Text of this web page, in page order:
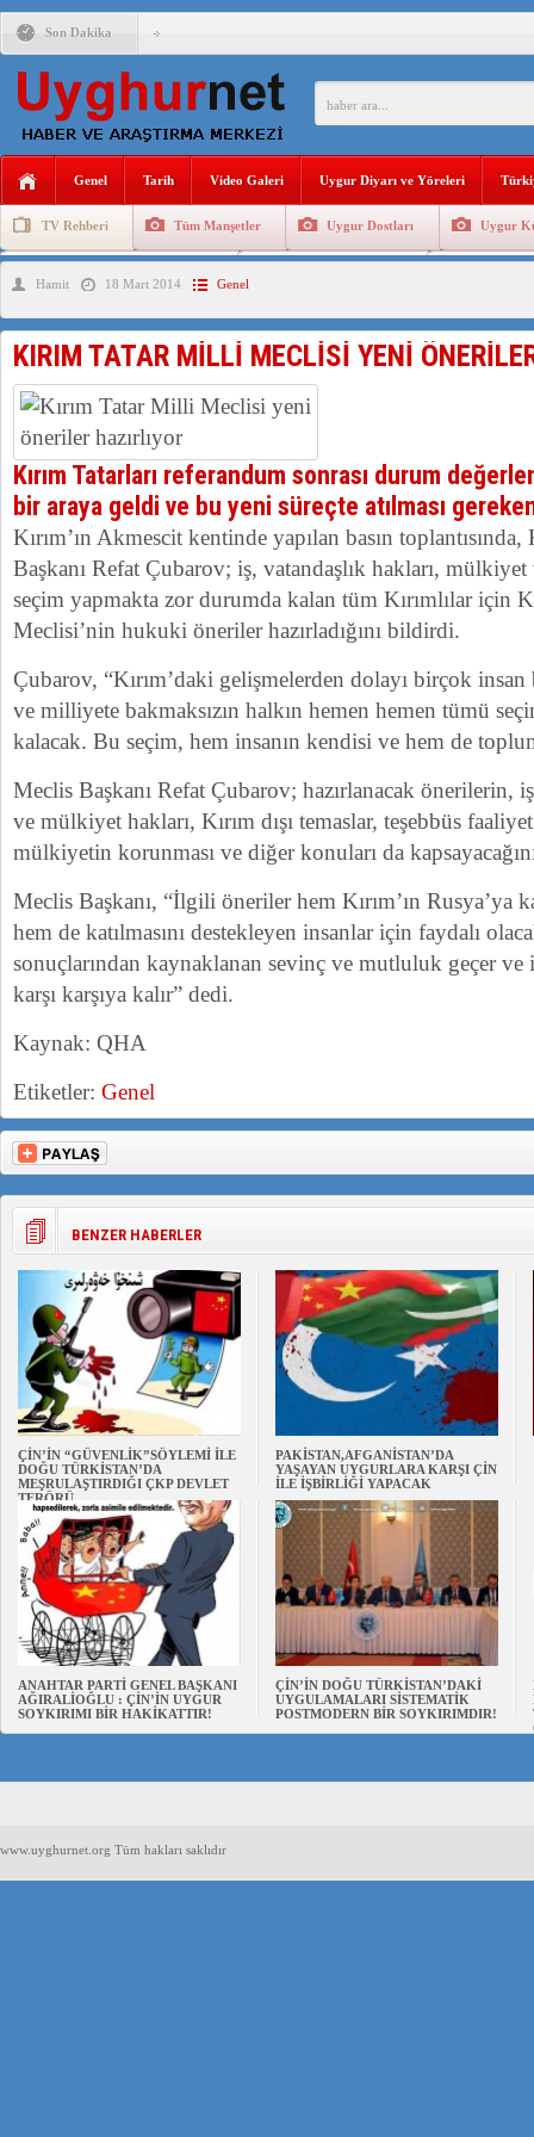
Son Dakika
ANAHTAR PARTİ GENEL BAŞKANI AĞIRALİOĞLU :
DİYANET AKADEMİSİ BAŞKANI DOÇ.DR.KAAN : DOĞU
150 YILDIR KAYNAYAN YARAMIZ : ÇİN İŞGALİNDEKİ
MHP’DEN URUMÇİ KATLİAMI MESAJİ : 05.07.2009
ÇİN’İN ANKARA BÜYÜKELÇİSİ JİANG’İN TRABZON
Genel Tarih Video Galeri Uygur Diyarı ve Yöreleri
TV Rehberi Tüm Manşetler Uygur Dostları Uygur
Uygurlarda Düğün ve Cenaze
Hamit 18 Mart 2014 Genel
KIRIM TATAR MİLLİ MECLİSİ YENİ
Kırım Tatarları referandum sonrası durum
bir araya geldi ve bu yeni süreçte atılması gereken
Kırım’ın Akmescit kentinde yapılan basın
Başkanı Refat Çubarov; iş, vatandaşlık hakları,
seçim yapmakta zor durumda kalan tüm Kırımlılar için
Meclisi’nin hukuki öneriler hazırladığını bildirdi.
Çubarov, “Kırım’daki gelişmelerden dolayı birçok
ve milliyete bakmaksızın halkın hemen hemen tümü
kalacak. Bu seçim, hem insanın kendisi ve hem de
Meclis Başkanı Refat Çubarov; hazırlanacak önerilerin,
ve mülkiyet hakları, Kırım dışı temaslar, teşebbüs
mülkiyetin korunması ve diğer konuları da
Meclis Başkanı, “İlgili öneriler hem Kırım’ın Rusya’ya
hem de katılmasını destekleyen insanlar için faydalı
sonuçlarından kaynaklanan sevinç ve mutluluk geçer
karşı karşıya kalır” dedi.
Kaynak: QHA
Etiketler: Genel
BENZER HABERLER
ÇİN’İN “GÜVENLİK”SÖYLEMİ İLE
DOĞU TÜRKİSTAN’DA
MEŞRULAŞTIRDIĞI ÇKP DEVLET
TERÖRÜ
PAKİSTAN,AFGANİSTAN’DA
YAŞAYAN UYGURLARA KARŞI ÇİN
İLE İŞBİRLİĞİ YAPACAK
ANAHTAR PARTİ GENEL BAŞKANI
AĞIRALİOĞLU : ÇİN’İN UYGUR
SOYKIRIMI BİR HAKİKATTIR!
ÇİN’İN DOĞU TÜRKİSTAN’DAKİ
UYGULAMALARI SİSTEMATİK
POSTMODERN BİR SOYKIRIMDIR!
www.uyghurnet.org Tüm hakları saklıdır